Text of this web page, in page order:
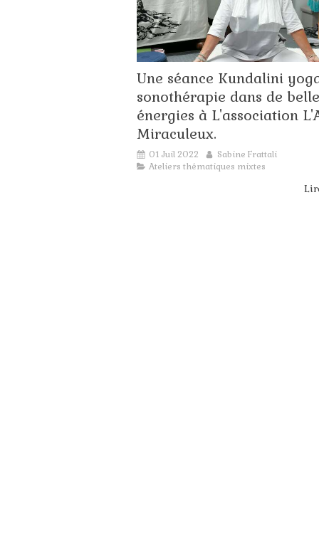
Une séance Kundalini
sonothérapie dans de
énergies à L'association
Miraculeux.
01 Juil 2022
Sabine Frattali
Ateliers thématiques mixtes